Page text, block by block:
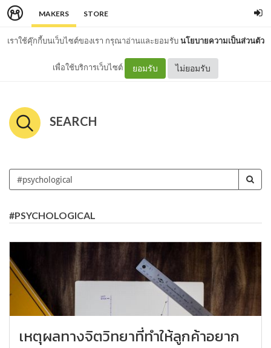
MAKERS STORE
เราใช้คุ๊กกี้บนเว็บไซต์ของเรา กรุณาอ่านและยอมรับนโยบายความเป็นส่วนตัว
เพื่อใช้บริการเว็บไซต์ ยอมรับ ไม่ยอมรับ
SEARCH
#PSYCHOLOGICAL
เหตุผลทางจิตวิทยาที่ทำให้ลูกค้าอยาก